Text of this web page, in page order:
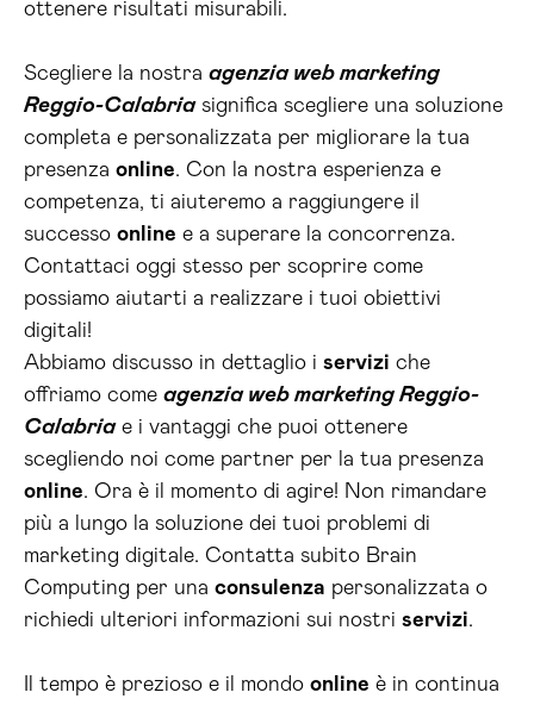
ottenere risultati misurabili.
Scegliere la nostra agenzia web marketing
Reggio-Calabriasignifica scegliere una soluzione
completa e personalizzata per migliorare la tua
presenza online. Con la nostra esperienza e
competenza, ti aiuteremo a raggiungere il
successo online e a superare la concorrenza.
Contattaci oggi stesso per scoprire come
possiamo aiutarti a realizzare i tuoi obiettivi
digitali!
Abbiamo discusso in dettaglio i servizi che
offriamo come agenzia web marketing Reggio-
Calabriae i vantaggi che puoi ottenere
scegliendo noi come partner per la tua presenza
online. Ora è il momento di agire! Non rimandare
più a lungo la soluzione dei tuoi problemi di
marketing digitale. Contatta subito Brain
Computing per una consulenza personalizzata o
richiedi ulteriori informazioni sui nostri servizi.
Il tempo è prezioso e il mondo online è in continua